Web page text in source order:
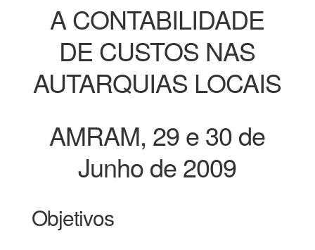
A CONTABILIDADE
DE CUSTOS NAS
AUTARQUIAS LOCAIS
AMRAM, 29 e 30 de
Junho de 2009
Objetivos